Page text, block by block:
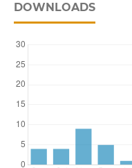
DOWNLOADS